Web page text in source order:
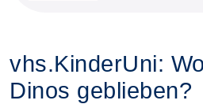
vhs.KinderUni:
Dinos geblieben?